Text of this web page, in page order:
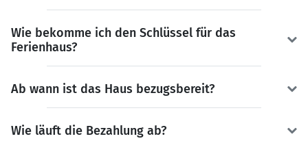
Wie bekomme ich den Schlüssel für das
Ferienhaus?
Ab wann ist das Haus bezugsbereit?
Wie läuft die Bezahlung ab?